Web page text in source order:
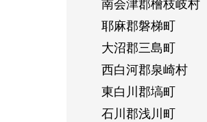
耶麻郡磐梯町
大沼郡三島町
西白河郡泉崎村
東白川郡塙町
石川郡浅川町